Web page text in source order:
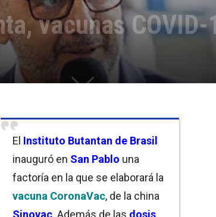
vacunas COVID-
El Instituto Butantan de Brasil
inauguró en San Pablo una
factoría en la que se elaborará la
vacuna CoronaVac, de la china
Sinovac. Además de las dosis